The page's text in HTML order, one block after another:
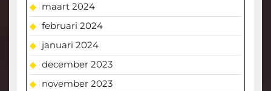
maart 2024
februari 2024
januari 2024
december 2023
november 2023